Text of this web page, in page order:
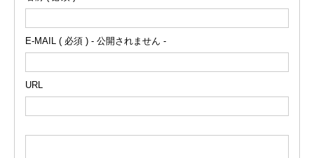
E-MAIL ( 必須 ) - 公開されません -
URL